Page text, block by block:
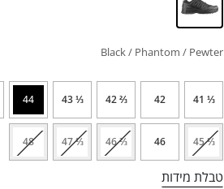
Black / Phantom / Pewter
⅓ 41
42
⅔ 42
⅓ 43
44
⅓ 45
46
⅔ 46
⅓ 47
48
טבלת מידות